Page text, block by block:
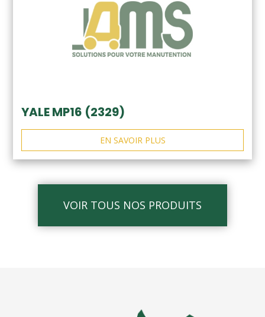
YALE MP16 (2329)
EN SAVOIR PLUS
VOIR TOUS NOS PRODUITS